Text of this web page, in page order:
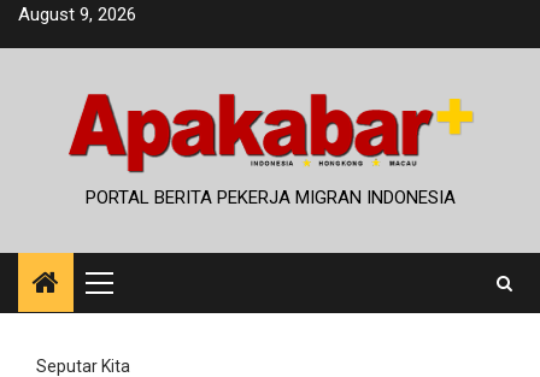
SkipAugust 9, 2026
PORTAL BERITA PEKERJA MIGRAN INDONESIA
Primary
Menu
Seputar Kita